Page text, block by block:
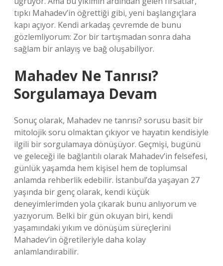
tıpkı Mahadev’in öğrettiği gibi, yeni başlangıçlara
kapı açıyor. Kendi arkadaş çevremde de bunu
gözlemliyorum: Zor bir tartışmadan sonra daha
sağlam bir anlayış ve bağ oluşabiliyor.
Mahadev Ne Tanrısı?
Sorgulamaya Devam
Sonuç olarak, Mahadev ne tanrısı? sorusu basit bir
mitolojik soru olmaktan çıkıyor ve hayatın kendisiyle
ilgili bir sorgulamaya dönüşüyor. Geçmişi, bugünü
ve geleceği ile bağlantılı olarak Mahadev’in felsefesi,
günlük yaşamda hem kişisel hem de toplumsal
anlamda rehberlik edebilir. İstanbul’da yaşayan 27
yaşında bir genç olarak, kendi küçük
deneyimlerimden yola çıkarak bunu anlıyorum ve
yazıyorum. Belki bir gün okuyan biri, kendi
yaşamındaki yıkım ve dönüşüm süreçlerini
Mahadev’in öğretileriyle daha kolay
anlamlandırabilir.